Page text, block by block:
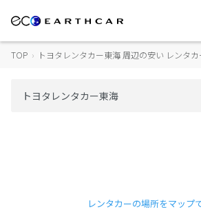
TOP › トヨタレンタカー東海 周辺の安い レンタ
レンタカーの場所をマップ